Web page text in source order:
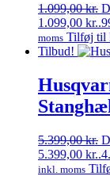
1.099,00kr.
1.099,00 kr..
moms Tilføj til
Tilbud!
5.399,00kr.
5.399,00 kr..
inkl. moms